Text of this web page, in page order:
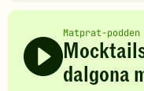
Matprat-podden
dalgona